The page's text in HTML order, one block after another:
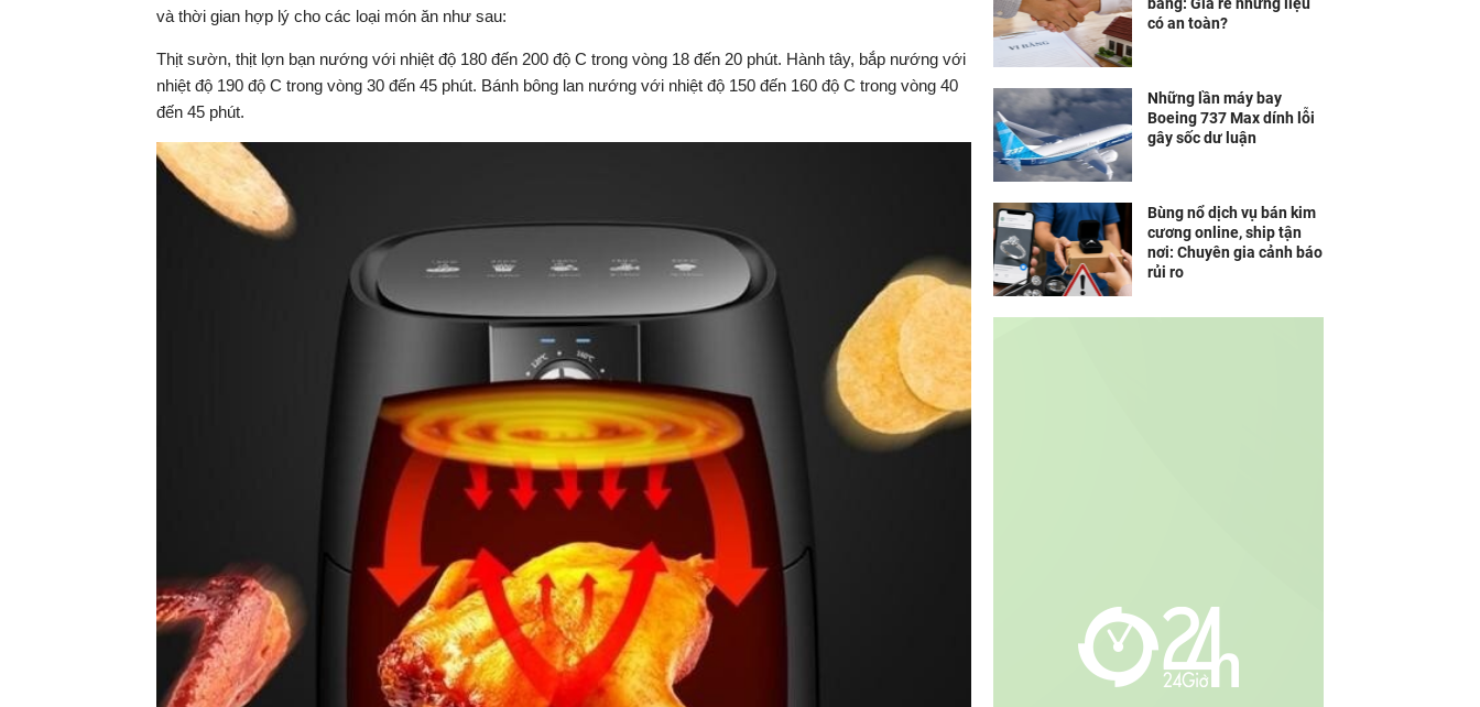
và thời gian hợp lý cho các loại món ăn như sau:
Thịt sườn, thịt lợn bạn nướng với nhiệt độ 180 đến 200 độ C trong vòng 18 đến 20 phút. Hành tây, bắp nướng với
nhiệt độ 190 độ C trong vòng 30 đến 45 phút. Bánh bông lan nướng với nhiệt độ 150 đến 160 độ C trong vòng 40
đến 45 phút.
có an toàn?
Những lần máy bay
Boeing 737 Max dính lỗi
gây sốc dư luận
Bùng nổ dịch vụ bán kim
cương online, ship tận
nơi: Chuyên gia cảnh báo
rủi ro